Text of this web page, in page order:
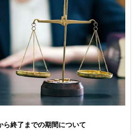
ら終了までの期間について